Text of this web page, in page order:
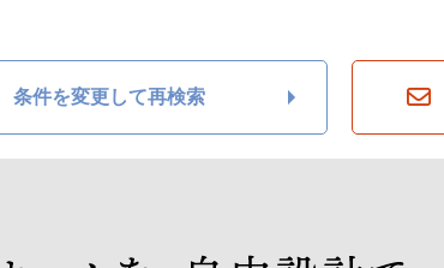
条件を変更して再検索